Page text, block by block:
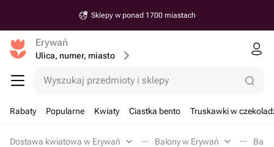
Sklepy w ponad 1700 miastach
Erywań
Ulica, numer, miasto
Wyszukaj przedmioty i sklepy
Rabaty Popularne Kwiaty Ciastka bento Truskawki w
Dostawa kwiatowa w Erywań Balony w Erywań